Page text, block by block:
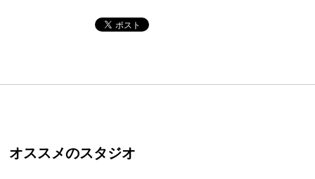
オススメのスタジオ